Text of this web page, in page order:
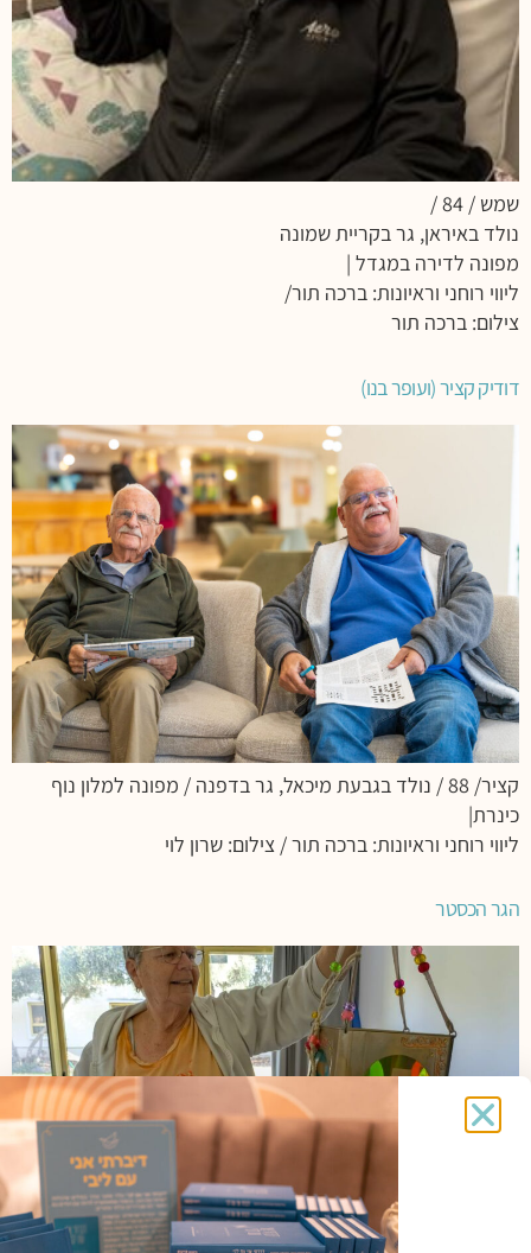
שמש / 84 /
נולד באיראן, גר בקריית שמונה
מפונה לדירה במגדל |
ליווי רוחני וראיונות: ברכה תור/
צילום: ברכה תור
דודיק קציר (ועופר בנו)
קציר/ 88 / נולד בגבעת מיכאל, גר בדפנה / מפונה למלון נוף
כינרת|
ליווי רוחני וראיונות: ברכה תור / צילום: שרון לוי
הגר הכסטר